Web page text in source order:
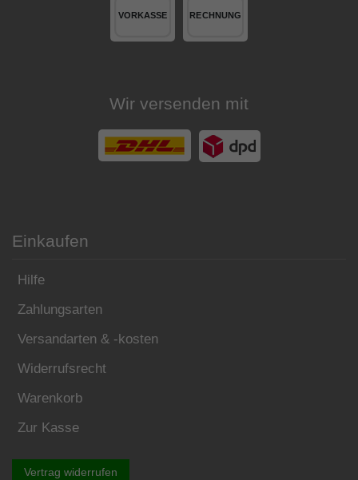
Wir versenden mit
Einkaufen
Hilfe
Zahlungsarten
Versandarten & -kosten
Widerrufsrecht
Warenkorb
Zur Kasse
Vertrag widerrufen